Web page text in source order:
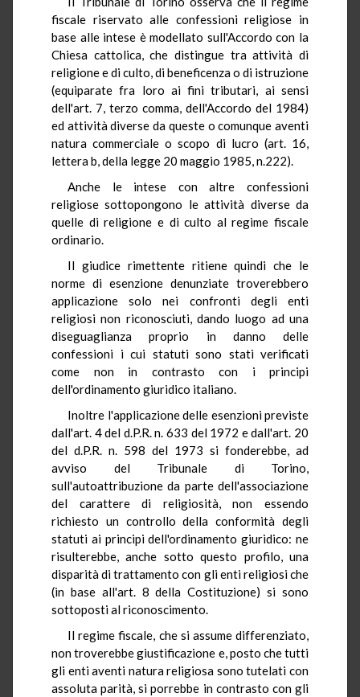
fiscale riservato alle confessioni religiose in
base alle intese è modellato sull'Accordo con la
Chiesa cattolica, che distingue tra attività di
religione e di culto, di beneficenza o di istruzione
(equiparate fra loro ai fini tributari, ai sensi
dell'art. 7, terzo comma, dell'Accordo del 1984)
ed attività diverse da queste o comunque aventi
natura commerciale o scopo di lucro (art. 16,
lettera b, della legge 20 maggio 1985, n.222).
Anche le intese con altre confessioni
religiose sottopongono le attività diverse da
quelle di religione e di culto al regime fiscale
ordinario.
Il giudice rimettente ritiene quindi che le
norme di esenzione denunziate troverebbero
applicazione solo nei confronti degli enti
religiosi non riconosciuti, dando luogo ad una
diseguaglianza proprio in danno delle
confessioni i cui statuti sono stati verificati
come non in contrasto con i principi
dell'ordinamento giuridico italiano.
Inoltre l'applicazione delle esenzioni previste
dall'art. 4 del d.P.R. n. 633 del 1972 e dall'art. 20
del d.P.R. n. 598 del 1973 si fonderebbe, ad
avviso del Tribunale di Torino,
sull'autoattribuzione da parte dell'associazione
del carattere di religiosità, non essendo
richiesto un controllo della conformità degli
statuti ai principi dell'ordinamento giuridico: ne
risulterebbe, anche sotto questo profilo, una
disparità di trattamento con gli enti religiosi che
(in base all'art. 8 della Costituzione) si sono
sottoposti al riconoscimento.
Il regime fiscale, che si assume differenziato,
non troverebbe giustificazione e, posto che tutti
gli enti aventi natura religiosa sono tutelati con
assoluta parità, si porrebbe in contrasto con gli